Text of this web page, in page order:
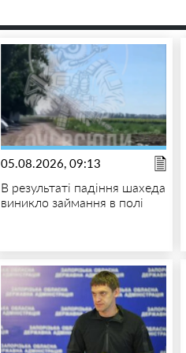
05.08.2026, 09:13
В результаті падіння шахеда
виникло займання в полі